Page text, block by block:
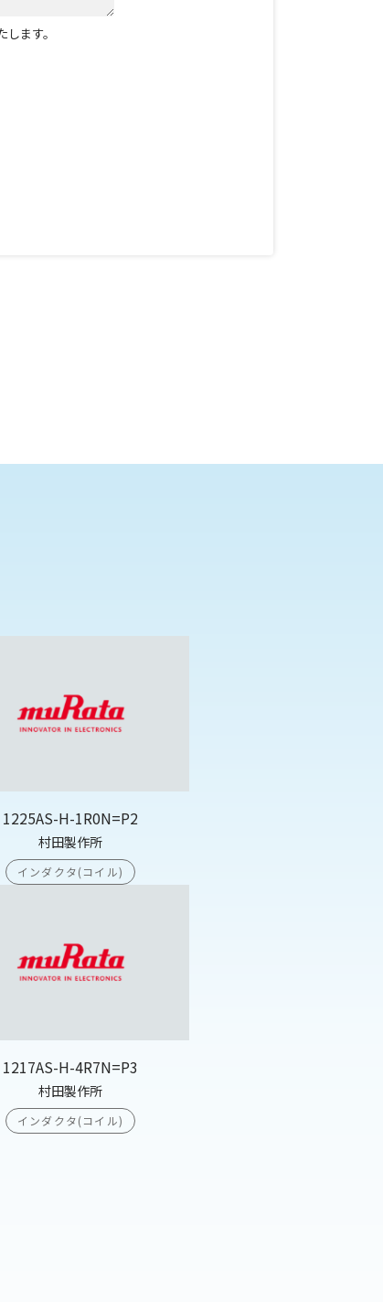
ます。
1225AS-H-1R0N=P2
村田製作所
インダクタ(コイル)
1217AS-H-4R7N=P3
村田製作所
インダクタ(コイル)